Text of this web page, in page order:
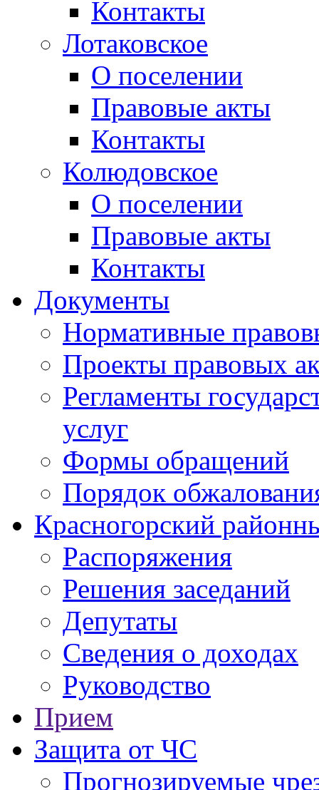
Контакты
Лотаковское
О поселении
Правовые акты
Контакты
Колюдовское
О поселении
Правовые акты
Контакты
Документы
Нормативные
Проекты правовых
Регламенты
услуг
Формы обращений
Порядок
Красногорский
Распоряжения
Решения заседаний
Депутаты
Сведения о доходах
Руководство
Прием
Защита от ЧС
Прогнозируемые